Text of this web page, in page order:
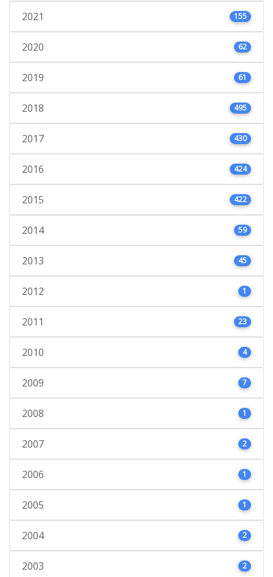
2021 155
2020 62
2019 61
2018 495
2017 430
2016 424
2015 422
2014 59
2013 45
2012 1
2011 23
2010 4
2009 7
2008 1
2007 2
2006 1
2005 1
2004 2
2003 2